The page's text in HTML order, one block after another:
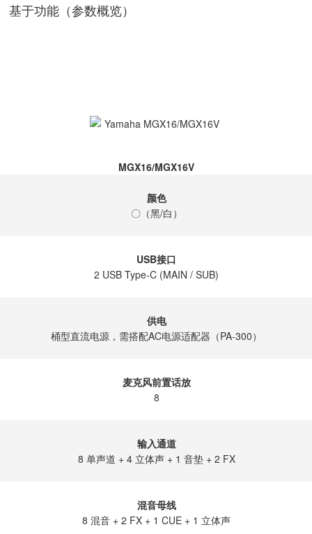
基于功能（参数概览）
MGX16/MGX16V
颜色
〇（黑/白）
USB接口
2 USB Type-C (MAIN / SUB)
供电
桶型直流电源，需搭配AC电源适配器（PA-300）
麦克风前置话放
8
输入通道
8 单声道 + 4 立体声 + 1 音垫 + 2 FX
混音母线
8 混音 + 2 FX + 1 CUE + 1 立体声